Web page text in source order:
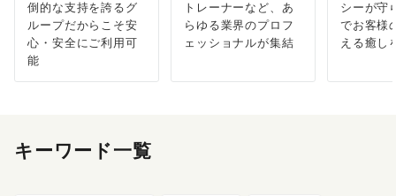
倒的な支持を誇るグ
ループだからこそ安
心・安全にご利用可
能
トレーナーなど、あ
らゆる業界のプロフ
ェッショナルが集結
シーが守
でお客様
える癒し
キーワード一覧